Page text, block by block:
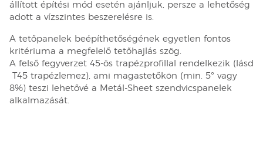
állított építési mód esetén ajánljuk, persze a lehetőség
adott a vízszintes beszerelésre is.
A tetőpanelek beépíthetőségének egyetlen fontos
kritériuma a megfelelő tetőhajlás szög.
A felső fegyverzet 45-ös trapézprofillal rendelkezik (lásd
T45 trapézlemez), ami magastetőkön (min. 5° vagy
8%) teszi lehetővé a Metál-Sheet szendvicspanelek
alkalmazását.